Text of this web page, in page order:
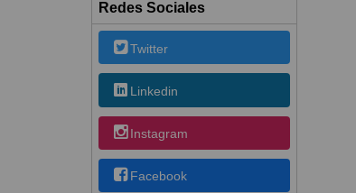
Redes Sociales
Twitter
Linkedin
Instagram
Facebook